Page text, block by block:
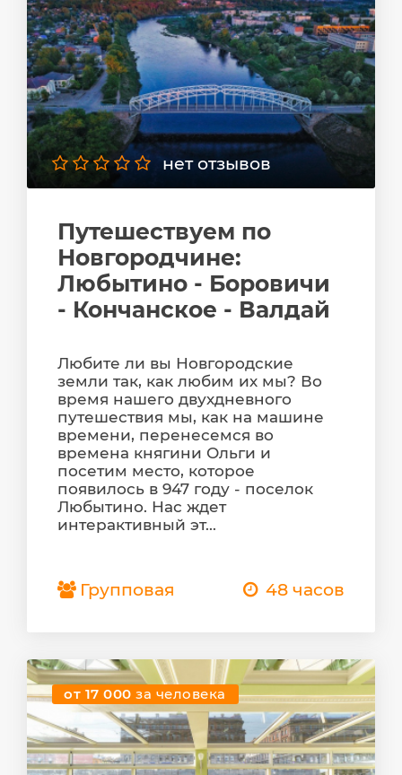
нет отзывов
Путешествуем по
Новгородчине:
Любытино - Боровичи
- Кончанское - Валдай
Любите ли вы Новгородские
земли так, как любим их мы? Во
время нашего двухдневного
путешествия мы, как на машине
времени, перенесемся во
времена княгини Ольги и
посетим место, которое
появилось в 947 году - поселок
Любытино. Нас ждет
интерактивный эт...
Групповая 48 часов
от 17 000за человека